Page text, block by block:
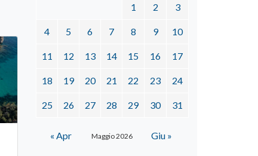
Maggio 2026
1 2 3
4 5 6 7 8 9 10
11 12 13 14 15 16 17
18 19 20 21 22 23 24
25 26 27 28 29 30 31
« Apr Giu »